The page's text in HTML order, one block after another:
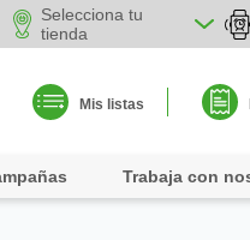
Selecciona tu
tienda
Mis listas
Trabaja con